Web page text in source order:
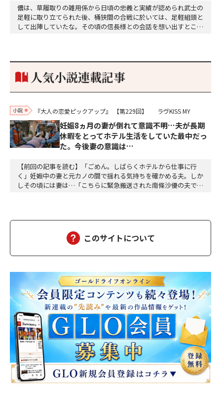
儂は、草履取りの雑用係から日頃の忠義と実績が認められ武士の
足軽に取り立てられた後、桶狭間の合戦に於いては、足軽組頭と
して出陣していたな。その頃の信長様との会話を想い出すとこん
り。どうして勝てたのか、未だにわかりません。…
人気小説連載記事
小説 『大人の恋愛ピックアップ』 【第229回】 ラヴKISS MY
妊娠8ヵ月の妻が倒れて意識不明…夫が長期
休暇をとってホテル生活をしていた最中だっ
た。今後妻の意識は…
【前回の記事を読む】「ごめん。しばらくホテルから仕事に行
く」妊娠中の妻と元カノの間で揺れる気持ちを確かめる夫。しか
しその頃には妻は…「こちらに緊急搬送された南條沙優の夫です
しばらくして、担当医の先生が俺の元にやってきた。「南…
このサイトについて